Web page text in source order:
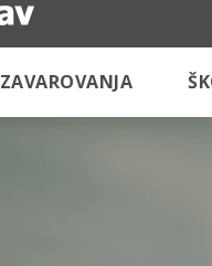
ZAVAROVANJA